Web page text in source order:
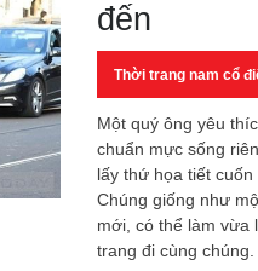
đến
Thời trang nam cổ
Một quý ông yêu
chuẩn mực sống
lấy thứ họa tiết
Chúng giống như
mới, có thể làm vừa
trang đi cùng chúng.